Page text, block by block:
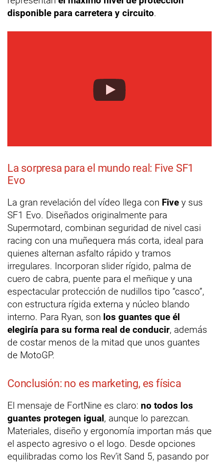
disponible para carretera y circuito.
La sorpresa para el mundo real: Five SF1
Evo
La gran revelación del vídeo llega con Five y sus
SF1 Evo. Diseñados originalmente para
Supermotard, combinan seguridad de nivel casi
racing con una muñequera más corta, ideal para
quienes alternan asfalto rápido y tramos
irregulares. Incorporan slider rígido, palma de
cuero de cabra, puente para el meñique y una
espectacular protección de nudillos tipo “casco”,
con estructura rígida externa y núcleo blando
interno. Para Ryan, son los guantes que él
elegiría para su forma real de conducir, además
de costar menos de la mitad que unos guantes
de MotoGP.
Conclusión: no es marketing, es física
El mensaje de FortNine es claro: no todos los
guantes protegen igual, aunque lo parezcan.
Materiales, diseño y ergonomía importan más que
el aspecto agresivo o el logo. Desde opciones
equilibradas como los Rev’it Sand 5, pasando por